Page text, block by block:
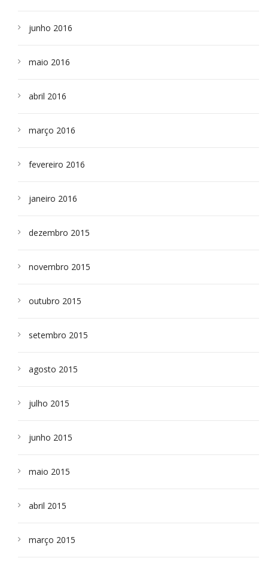
junho 2016
maio 2016
abril 2016
março 2016
fevereiro 2016
janeiro 2016
dezembro 2015
novembro 2015
outubro 2015
setembro 2015
agosto 2015
julho 2015
junho 2015
maio 2015
abril 2015
março 2015